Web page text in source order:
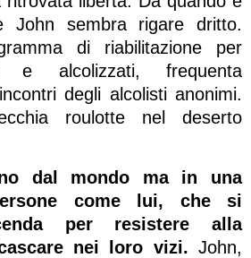
John sembra rigare dritto.
di riabilitazione per
e alcolizzati, frequenta
degli alcolisti anonimi.
roulotte nel deserto
dal mondo ma in una
come lui, che si
per resistere alla
nei loro vizi. John,